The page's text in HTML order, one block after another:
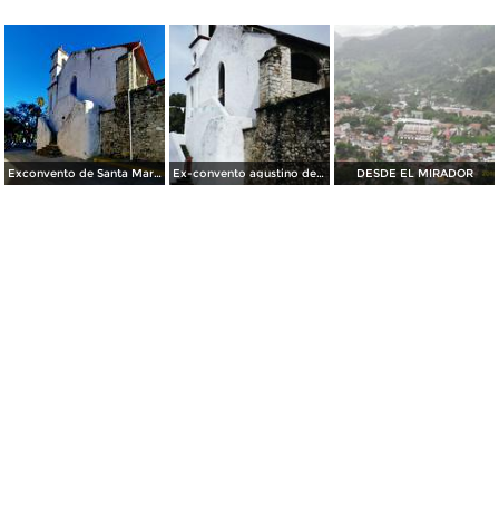
Exconvento de Santa María Ex-convento agustino de Nuestra señora de Loreto, siglo XVI. Molango, Hidalgo DESDE EL MIRADOR